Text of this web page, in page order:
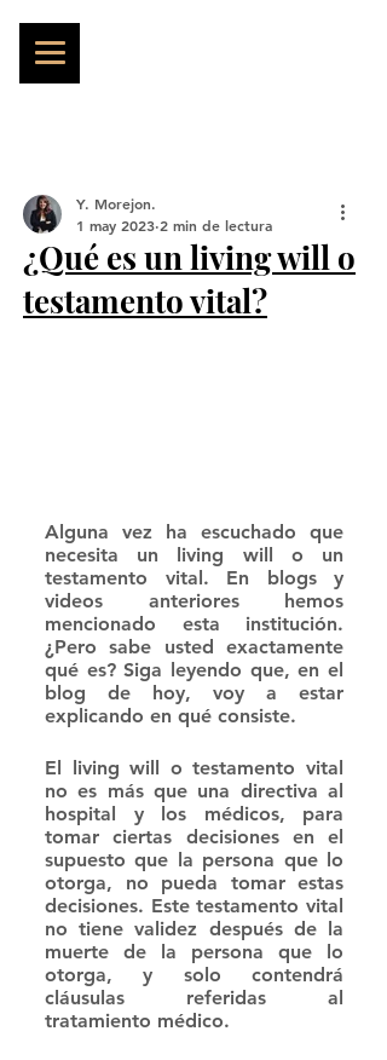
¿Qué es un living will o
testamento vital?
Y. Morejon.
1 may 2023 2 min de lectura
Alguna vez ha escuchado que
necesita un living will o un
testamento vital. En blogs y
videos anteriores hemos
mencionado esta institución.
¿Pero sabe usted exactamente
qué es? Siga leyendo que, en el
blog de hoy, voy a estar
explicando en qué consiste.
El living will o testamento vital
no es más que una directiva al
hospital y los médicos, para
tomar ciertas decisiones en el
supuesto que la persona que lo
otorga, no pueda tomar estas
decisiones. Este testamento vital
no tiene validez después de la
muerte de la persona que lo
otorga, y solo contendrá
cláusulas referidas al
tratamiento médico.